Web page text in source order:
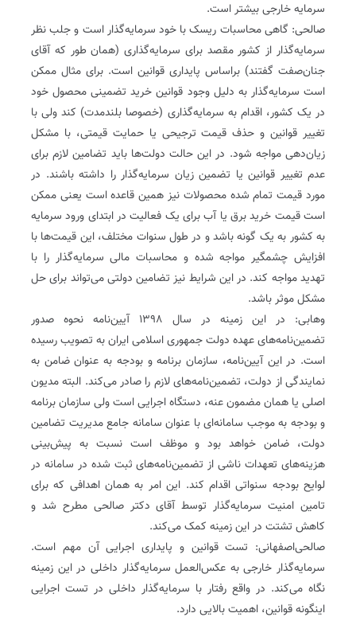
سرمایه خارجی بیشتر است.
صالحی: گاهی محاسبات ریسک با خود سرمایه‌گذار است و جلب نظر
سرمایه‌گذار از کشور مقصد برای سرمایه‌گذاری (همان طور که آقای
جنان‌صفت گفتند) براساس پایداری قوانین است. برای مثال ممکن
است سرمایه‌گذار به دلیل وجود قوانین خرید تضمینی محصول خود
در یک کشور، اقدام به سرمایه‌گذاری (خصوصا بلندمدت) کند ولی با
تغییر قوانین و حذف قیمت ترجیحی یا حمایت قیمتی، با مشکل
زیان‌دهی مواجه شود. در این حالت دولت‌ها باید تضامین لازم برای
عدم تغییر قوانین یا تضمین زیان سرمایه‌گذار را داشته باشند. در
مورد قیمت تمام شده محصولات نیز همین قاعده است یعنی ممکن
است قیمت خرید برق یا آب برای یک فعالیت در ابتدای ورود سرمایه
به کشور به یک گونه باشد و در طول سنوات مختلف، این قیمت‌ها با
افزایش چشمگیر مواجه شده و محاسبات مالی سرمایه‌گذار را با
تهدید مواجه کند. در این شرایط نیز تضامین دولتی می‌تواند برای حل
مشکل موثر باشد.
وهابی: در این زمینه در سال 1398 آیین‌نامه نحوه صدور
تضمین‌نامه‌های عهده دولت جمهوری اسلامی ایران به تصویب رسیده
است. در این آیین‌نامه، سازمان برنامه و بودجه به عنوان ضامن به
نمایندگی از دولت، تضمین‌نامه‌های لازم را صادر می‌کند. البته مدیون
اصلی یا همان مضمون عنه، دستگاه اجرایی است ولی سازمان برنامه
و بودجه به موجب سامانه‌ای با عنوان سامانه جامع مدیریت تضامین
دولت، ضامن خواهد بود و موظف است نسبت به پیش‌بینی
هزینه‌های تعهدات ناشی از تضمین‌نامه‌های ثبت شده در سامانه در
لوایح بودجه سنواتی اقدام کند. این امر به همان اهدافی که برای
تامین امنیت سرمایه‌گذار توسط آقای دکتر صالحی مطرح شد و
کاهش تشتت در این زمینه کمک می‌کند.
صالحی‌اصفهانی: تست قوانین و پایداری اجرایی آن مهم است.
سرمایه‌گذار خارجی به عکس‌‏العمل سرمایه‌گذار داخلی در این زمینه
نگاه می‌کند. در واقع رفتار با سرمایه‌گذار داخلی در تست اجرایی
اینگونه قوانین، اهمیت بالایی دارد.